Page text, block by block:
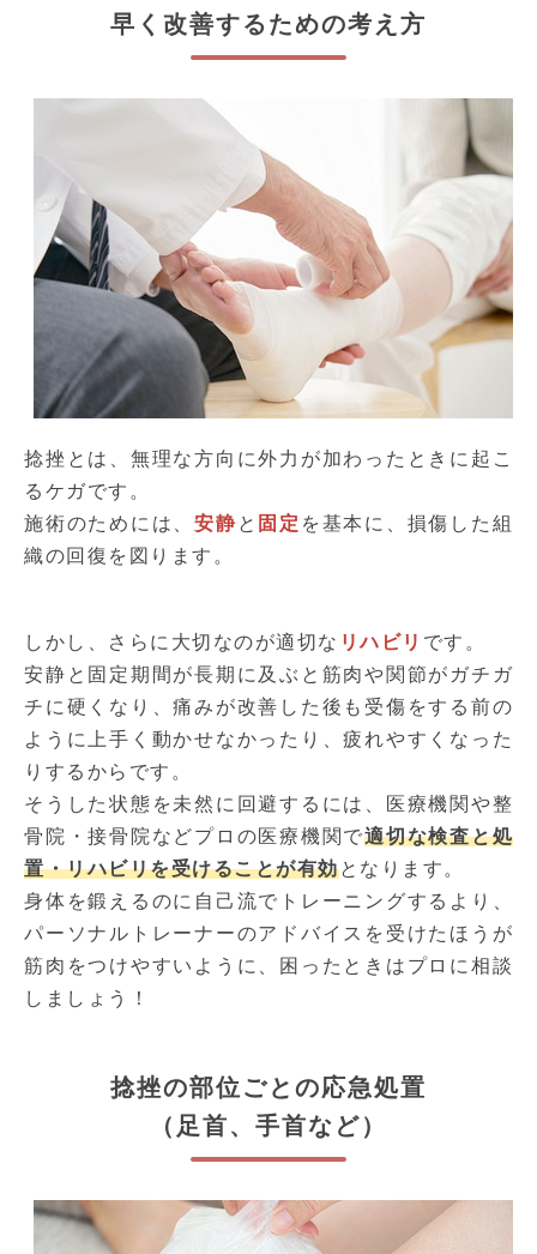
早く改善するための考え方
捻挫とは、無理な方向に外力が加わったときに起こ
るケガです。
施術のためには、 安静と 固定 を基本に、損傷した組
織の回復を図ります。
しかし、さらに大切なのが適切な リハビリ です。
安静と固定期間が長期に及ぶと筋肉や関節がガチガ
チに硬くなり、痛みが改善した後も受傷をする前の
ように上手く動かせなかったり、疲れやすくなった
りするからです。
そうした状態を未然に回避するには、医療機関や整
骨院・接骨院などプロの医療機関で適切な検査と処
置・リハビリを受けることが有効となります。
身体を鍛えるのに自己流でトレーニングするより、
パーソナルトレーナーのアドバイスを受けたほうが
筋肉をつけやすいように、困ったときはプロに相談
しましょう！
捻挫の部位ごとの応急処置
（足首、手首など）